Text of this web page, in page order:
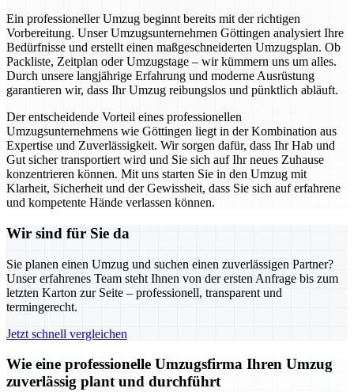
Ein professioneller Umzug beginnt bereits mit der richtigen
Vorbereitung. Unser Umzugsunternehmen Göttingen analysiert Ihre
Bedürfnisse und erstellt einen maßgeschneiderten Umzugsplan. Ob
Packliste, Zeitplan oder Umzugstage – wir kümmern uns um alles.
Durch unsere langjährige Erfahrung und moderne Ausrüstung
garantieren wir, dass Ihr Umzug reibungslos und pünktlich abläuft.
Der entscheidende Vorteil eines professionellen
Umzugsunternehmens wie Göttingen liegt in der Kombination aus
Expertise und Zuverlässigkeit. Wir sorgen dafür, dass Ihr Hab und
Gut sicher transportiert wird und Sie sich auf Ihr neues Zuhause
konzentrieren können. Mit uns starten Sie in den Umzug mit
Klarheit, Sicherheit und der Gewissheit, dass Sie sich auf erfahrene
und kompetente Hände verlassen können.
Wir sind für Sie da
Sie planen einen Umzug und suchen einen zuverlässigen Partner?
Unser erfahrenes Team steht Ihnen von der ersten Anfrage bis zum
letzten Karton zur Seite – professionell, transparent und
termingerecht.
Jetzt schnell vergleichen
Wie eine professionelle Umzugsfirma Ihren Umzug
zuverlässig plant und durchführt